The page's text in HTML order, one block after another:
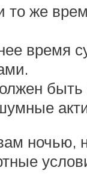
же
время
ночью,